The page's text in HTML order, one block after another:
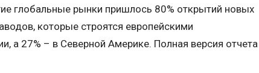
глобальные рынки пришлось 80% открытий новых
которые строятся европейскими
а 27% – в Северной Америке. Полная версия отчета